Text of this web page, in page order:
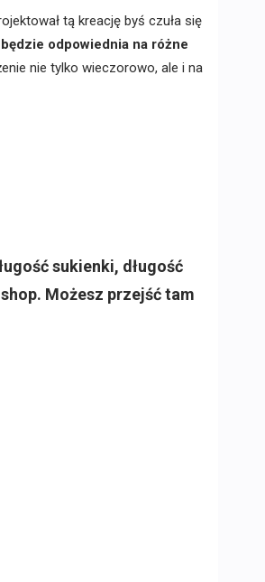
tą kreację byś czuła się
odpowiednia na różne
nie tylko wieczorowo, ale i na
sukienki, długość
Możesz przejść tam